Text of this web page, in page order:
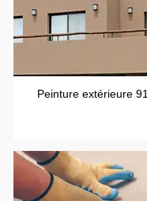
Peinture extérieure 91